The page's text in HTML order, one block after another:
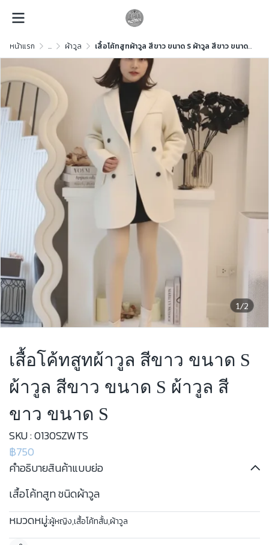
หน้าแรก ... ผ้าวูล เสื้อโค้ทสูทผ้าวูล สีขาว ขนาด S ผ้าวูล สีขาว ขนาด S ผ้าวูล สีขาว ขนาด S
1/2
เสื้อโค้ทสูทผ้าวูล สีขาว ขนาด S
ผ้าวูล สีขาว ขนาด S ผ้าวูล สี
ขาว ขนาด S
SKU : 0130SZWTS
฿750
คำอธิบายสินค้าแบบย่อ
เสื้อโค้ทสูท ชนิดผ้าวูล
หมวดหมู่:ผู้หญิง,เสื้อโค้ทสั้น,ผ้าวูล